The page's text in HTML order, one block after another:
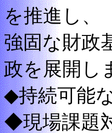
を推進し、
強固な財政
政を展開し
◆持続可能
◆現場課題